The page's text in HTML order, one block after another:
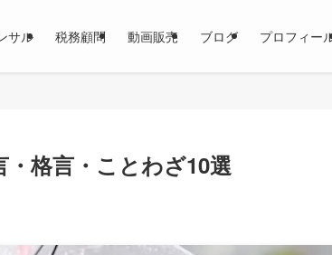
サル 税務顧問 動画販売 ブログ プロフィー
・格言・ことわざ10選